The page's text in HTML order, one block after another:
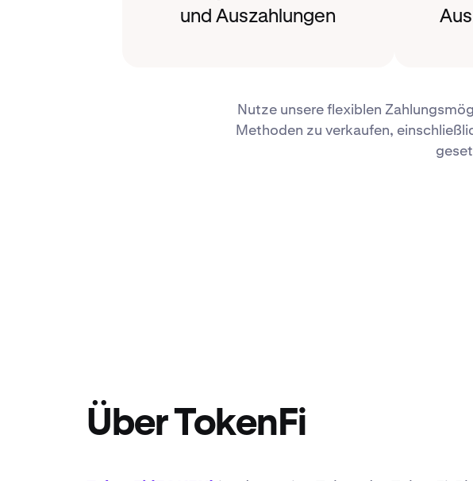
und Auszahlungen
Nutze unsere flexiblen
Methoden zu verkaufen,
Über TokenFi